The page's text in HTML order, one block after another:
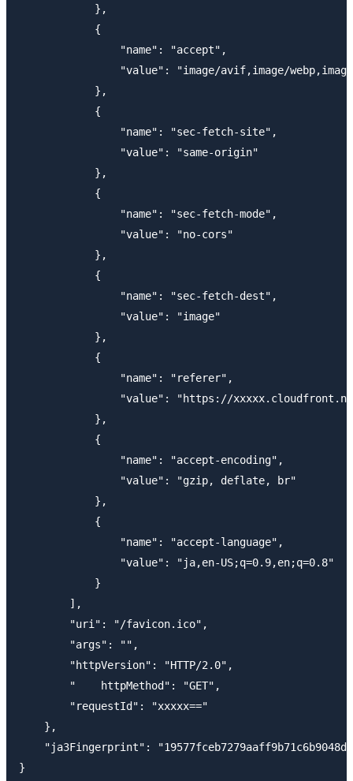
            },
            {
                "name": "accept",
"value": "image/avif,image/
            },
            {
                "name": "sec-fetch-site",
                "value": "same-origin"
            },
            {
                "name": "sec-fetch-mode",
                "value": "no-cors"
            },
            {
                "name": "sec-fetch-dest",
                "value": "image"
            },
            {
                "name": "referer",
"value": "https://
            },
            {
                "name": "accept-encoding",
                "value": "gzip, deflate, br"
            },
            {
                "name": "accept-language",
                "value": "ja,en-US;q=0.9,en;q=0.8"
            }
        ],
        "uri": "/favicon.ico",
        "args": "",
        "httpVersion": "HTTP/2.0",
        "    httpMethod": "GET",
        "requestId": "xxxxx=="
    },
"ja3Fingerprint":